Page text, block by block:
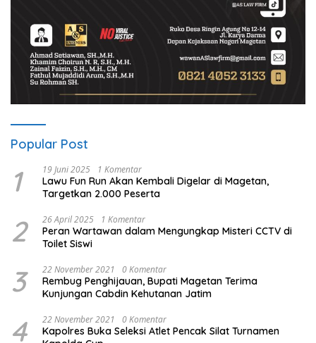
Popular Post
1 19 Juni 2025 1 Komentar
Lawu Fun Run Akan Kembali Digelar di Magetan,
Targetkan 2.000 Peserta
2 26 April 2025 1 Komentar
Peran Wartawan dalam Mengungkap Misteri CCTV di
Toilet Siswi
3 22 November 2021 0 Komentar
Rembug Penghijauan, Bupati Magetan Terima
Kunjungan Cabdin Kehutanan Jatim
4 22 November 2021 0 Komentar
Kapolres Buka Seleksi Atlet Pencak Silat Turnamen